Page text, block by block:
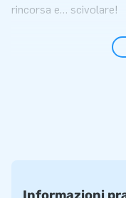
rincorsa e… scivolare!
Comodità e servizio
rimovibile che riduce le
Informazioni